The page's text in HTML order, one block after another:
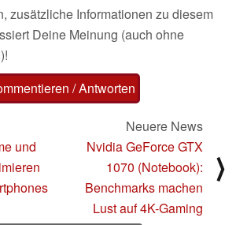
zusätzliche Informationen zu diesem
Deine Meinung (auch ohne
/ Antworten
und
Neuere News
Nvidia GeForce GTX
1070 (Notebook):
Benchmarks machen
Lust auf 4K-Gaming
⟩